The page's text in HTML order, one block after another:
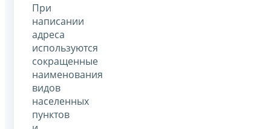
При
написании
адреса
используются
сокращенные
наименования
видов
населенных
пунктов